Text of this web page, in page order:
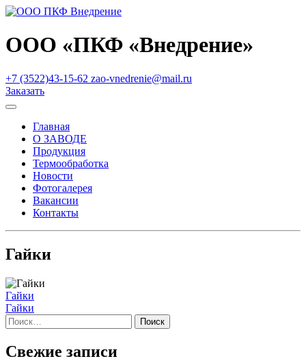
ООО «ПКФ «Внедрение»
+7 (3522)43-15-62 zao-vnedrenie@mail.ru
Заказать
Главная
О ЗАВОДЕ
Продукция
Термообработка
Новости
Фотогалерея
Вакансии
Контакты
Гайки
Навигация
по
записям
Гайки
Гайки
Найти:
Свежие записи